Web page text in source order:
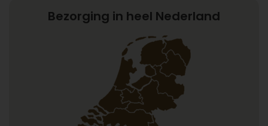
Bezorging in heel Nederland